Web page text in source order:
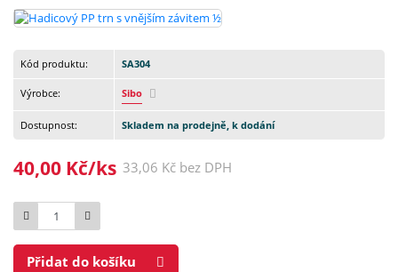
Kód produktu: SA304
Výrobce: Sibo
Dostupnost: Skladem na prodejně, k dodání
40,00 Kč/ks 33,06 Kč bez DPH
Počet
Přidat do košíku